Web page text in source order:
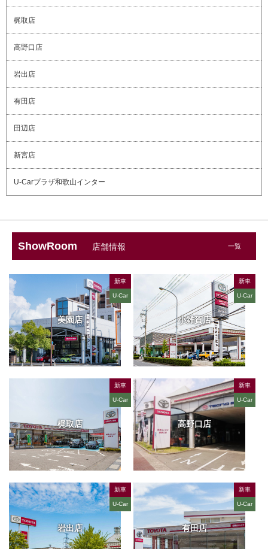
梶取店
高野口店
岩出店
有田店
田辺店
新宮店
U-Carプラザ和歌山インター
ShowRoom 店舗情報 一覧
美園店
新車
U-Car
小雑賀店
新車
U-Car
梶取店
新車
U-Car
高野口店
新車
U-Car
岩出店
新車
U-Car
有田店
新車
U-Car